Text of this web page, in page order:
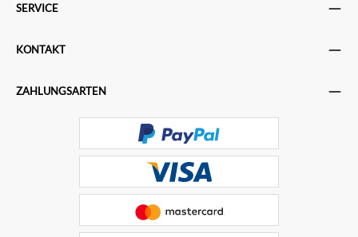
SERVICE
KONTAKT
ZAHLUNGSARTEN